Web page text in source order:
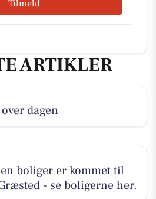
Tilmeld
ARTIKLER
dagen
boliger er kommet til
- se boligerne her.